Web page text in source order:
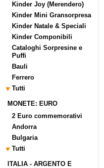
Kinder Joy (Merendero)
Kinder Mini Gransorpresa
Kinder Natale & Speciali
Kinder Componibili
Cataloghi Sorpresine e
Puffi
Bauli
Ferrero
Tutti
MONETE: EURO
2 Euro commemorativi
Andorra
Bulgaria
Tutti
ITALIA - ARGENTO E